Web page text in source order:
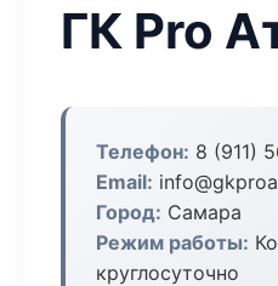
ГК Pro
Телефон: 8 (911)
Email:
Город: Самара
Режим работы:
круглосуточно